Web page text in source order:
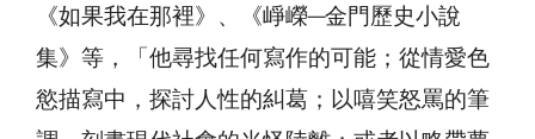
《如果我在那裡》、《崢嶸─金門歷史小說
集》等，「他尋找任何寫作的可能；從情愛色
慾描寫中，探討人性的糾葛；以嘻笑怒罵的筆